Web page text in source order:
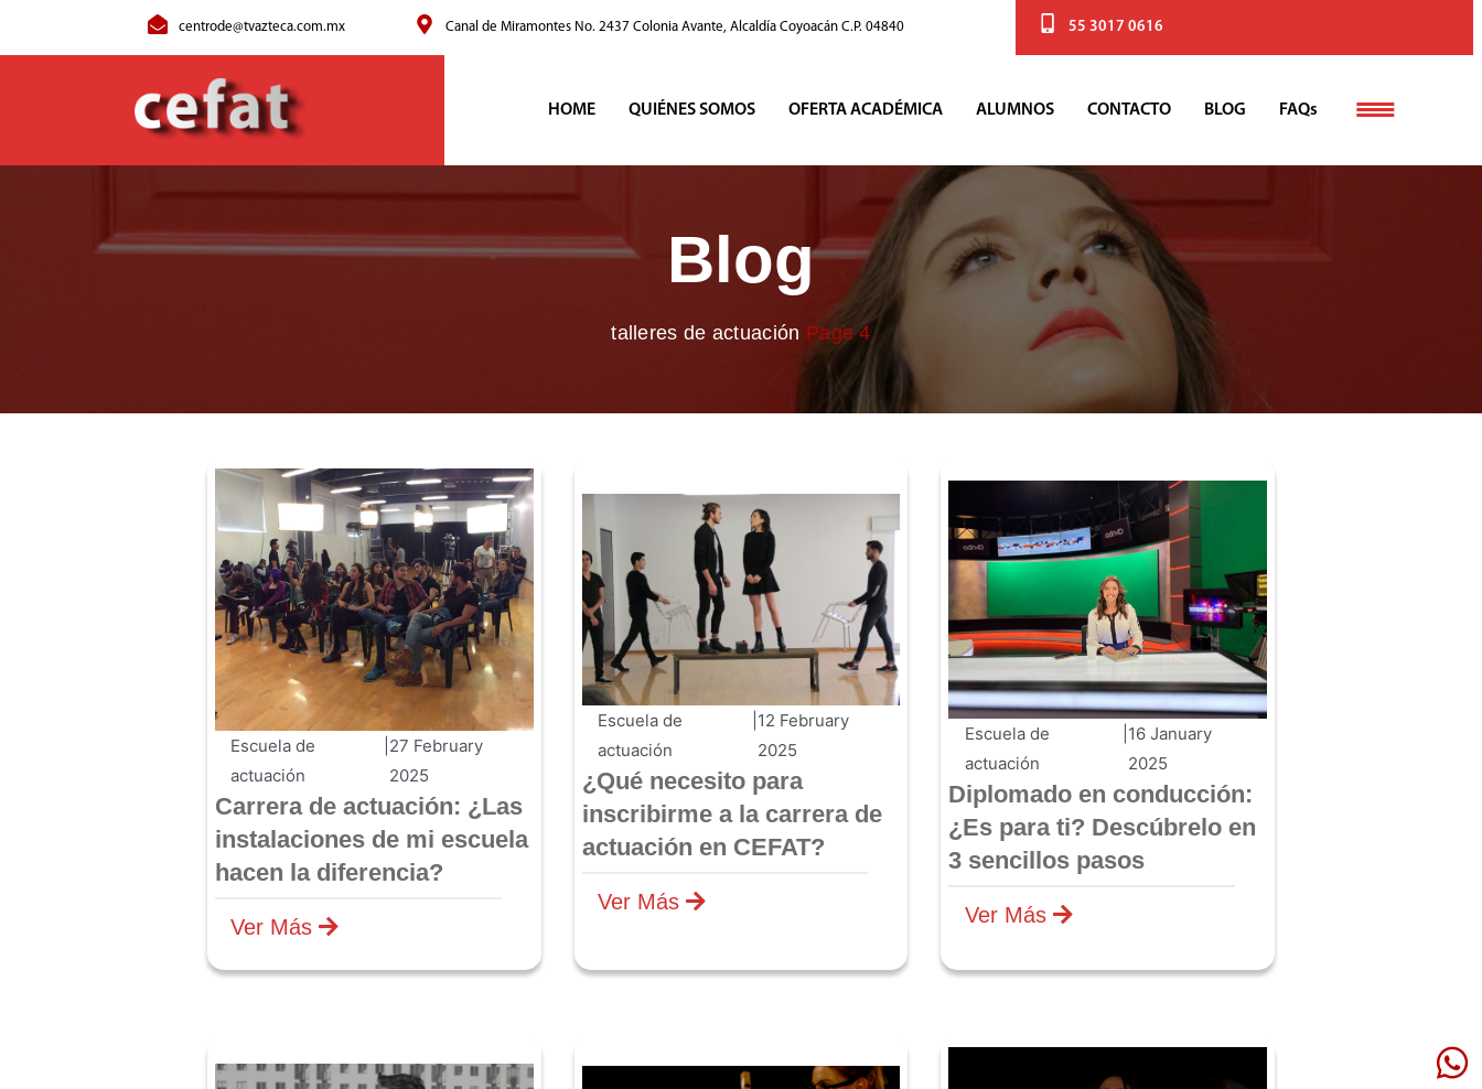
centrode@tvazteca.com.mx Canal de Miramontes No. 2437 Colonia Avante, Alcaldía Coyoacán C.P. 04840 55 3017 0616
HOME QUIÉNES SOMOS OFERTA ACADÉMICA ALUMNOS CONTACTO BLOG FAQs
Blog
talleres de actuación Page 4
Escuela de
actuación
27 February
2025
Carrera de actuación: ¿Las
instalaciones de mi escuela
hacen la diferencia?
Ver Más
Escuela de
actuación
12 February
2025
¿Qué necesito para
inscribirme a la carrera de
actuación en CEFAT?
Ver Más
Escuela de
actuación
16 January
2025
Diplomado en conducción:
¿Es para ti? Descúbrelo en
3 sencillos pasos
Ver Más